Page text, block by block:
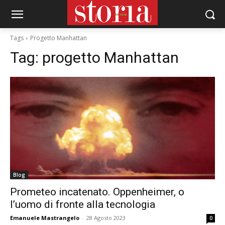
Tags Progetto Manhattan
Tag: progetto Manhattan
Blog
Prometeo incatenato. Oppenheimer, o
l’uomo di fronte alla tecnologia
Emanuele Mastrangelo - 28 Agosto 2023 0